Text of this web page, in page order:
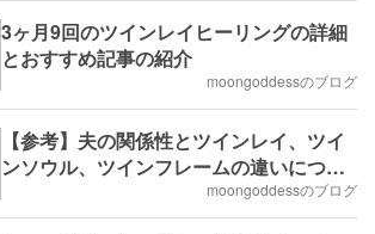
3ヶ月9回のツインレイヒーリングの詳細
とおすすめ記事の紹介
moongoddessのブログ
【参考】夫の関係性とツインレイ、ツイ
ンソウル、ツインフレームの違いについ
moongoddessのブログ